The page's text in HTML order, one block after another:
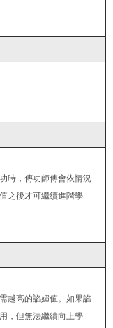
時，傳功師傅會依情況
之後才可繼續進階學
越高的諂媚值。如果諂
，但無法繼續向上學